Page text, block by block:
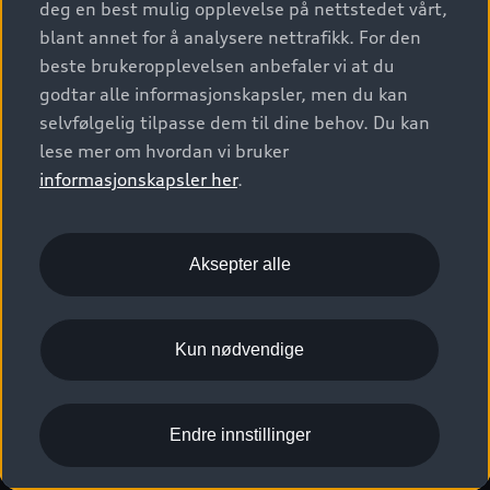
S/RS
Konseptbiler og prototyper
Prislister
Leasing
Bilgarantier
Audi Forsikring
Verkstedtjenester
Functions on demand
Kom i gang med myAudi
Kundeservice
Nyhetsbrev
Presse
Karriere
Bli sertifisert merkeverksted
Autoretur
Åpenhetsloven
© 2026 AUDI NORGE. All Rights Reserved.
Imprint Ansvarserklæring
Personvern
Informasjonskapsler (cookies)
Juridisk informasjon AUDI AG
deg en best mulig opplevelse på nettstedet vårt,
blant annet for å analysere nettrafikk. For den
beste brukeropplevelsen anbefaler vi at du
godtar alle informasjonskapsler, men du kan
selvfølgelig tilpasse dem til dine behov. Du kan
lese mer om hvordan vi bruker
informasjonskapsler her.
Aksepter alle
Kun nødvendige
Endre innstillinger